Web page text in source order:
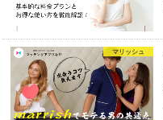
マリッシュ